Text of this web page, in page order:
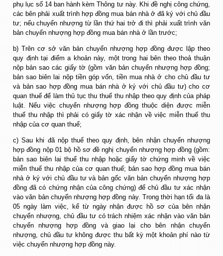
phụ lục số 14 ban hành kèm Thông tư này. Khi đề nghị công chứng,
các bên phải xuất trình hợp đồng mua bán nhà ở đã ký với chủ đầu
tư; nếu chuyển nhượng từ lần thứ hai trở đi thì phải xuất trình văn
bản chuyển nhượng hợp đồng mua bán nhà ở lần trước;
b) Trên cơ sở văn bản chuyển nhượng hợp đồng được lập theo
quy định tại điểm a khoản này, một trong hai bên theo thoả thuận
nộp bản sao các giấy tờ (gồm văn bản chuyển nhượng hợp đồng;
bản sao biên lai nộp tiền góp vốn, tiền mua nhà ở cho chủ đầu tư
và bản sao hợp đồng mua bán nhà ở ký với chủ đầu tư) cho cơ
quan thuế để làm thủ tục thu thuế thu nhập theo quy định của pháp
luật. Nếu việc chuyển nhượng hợp đồng thuộc diện được miễn
thuế thu nhập thì phải có giấy tờ xác nhận về việc miễn thuế thu
nhập của cơ quan thuế;
c) Sau khi đã nộp thuế theo quy định, bên nhận chuyển nhượng
hợp đồng nộp 01 bộ hồ sơ đề nghị chuyển nhượng hợp đồng (gồm:
bản sao biên lai thuế thu nhập hoặc giấy tờ chứng minh về việc
miễn thuế thu nhập của cơ quan thuế; bản sao hợp đồng mua bán
nhà ở ký với chủ đầu tư và bản gốc văn bản chuyển nhượng hợp
đồng đã có chứng nhận của công chứng) để chủ đầu tư xác nhận
vào văn bản chuyển nhượng hợp đồng này. Trong thời hạn tối đa là
05 ngày làm việc, kể từ ngày nhận được hồ sơ của bên nhận
chuyển nhượng, chủ đầu tư có trách nhiệm xác nhận vào văn bản
chuyển nhượng hợp đồng và giao lại cho bên nhận chuyển
nhượng, chủ đầu tư không được thu bất kỳ một khoản phí nào từ
việc chuyển nhượng hợp đồng này.